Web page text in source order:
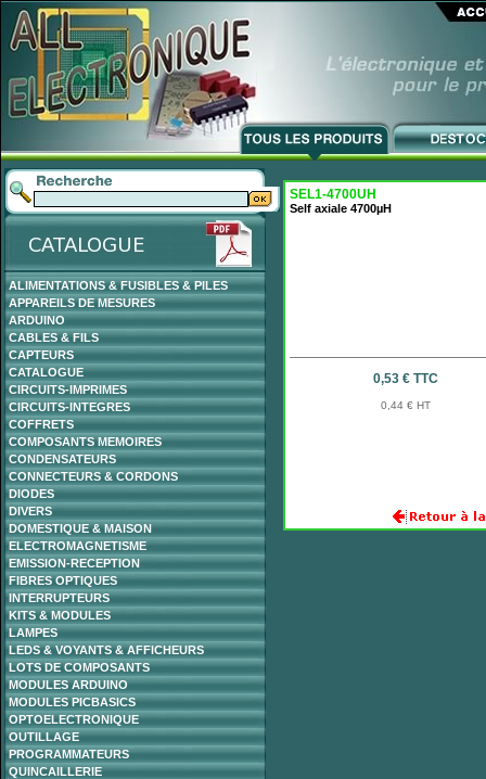
ALIMENTATIONS & FUSIBLES & PILES
APPAREILS DE MESURES
ARDUINO
CABLES & FILS
CAPTEURS
CATALOGUE
CIRCUITS-IMPRIMES
CIRCUITS-INTEGRES
COFFRETS
COMPOSANTS MEMOIRES
CONDENSATEURS
CONNECTEURS & CORDONS
DIODES
DIVERS
DOMESTIQUE & MAISON
ELECTROMAGNETISME
EMISSION-RECEPTION
FIBRES OPTIQUES
INTERRUPTEURS
KITS & MODULES
LAMPES
LEDS & VOYANTS & AFFICHEURS
LOTS DE COMPOSANTS
MODULES ARDUINO
MODULES PICBASICS
OPTOELECTRONIQUE
OUTILLAGE
PROGRAMMATEURS
QUINCAILLERIE
SEL1-4700UH
Self axiale 4700µH
0,53 € TTC
0,44 € HT